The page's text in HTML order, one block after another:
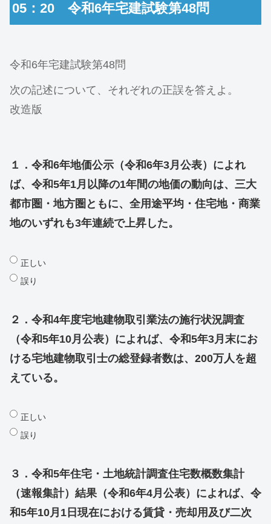
05：20 令和6年宅建試験第48問
令和6年宅建試験第48問
次の記述について、それぞれの正誤を答えよ。
改造版
１．令和6年地価公示（令和6年3月公表）によれ
ば、令和5年1月以降の1年間の地価の動向は、三大
都市圏・地方圏ともに、全用途平均・住宅地・商業
地のいずれも3年連続で上昇した。
正しい
誤り
２．令和4年度宅地建物取引業法の施行状況調査
（令和5年10月公表）によれば、令和5年3月末にお
ける宅地建物取引士の総登録者数は、200万人を超
えている。
正しい
誤り
３．令和5年住宅・土地統計調査住宅数概数集計
（速報集計）結果（令和6年4月公表）によれば、令
和5年10月1日現在における賃貸・売却用及び二次